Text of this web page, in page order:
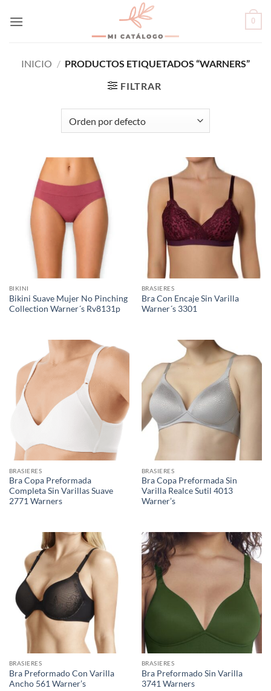
0
INICIO / PRODUCTOS ETIQUETADOS “WARNERS”
FILTRAR
BIKINI
Bikini Suave Mujer No Pinching
Collection Warner´s Rv8131p
BRASIERES
Bra Con Encaje Sin Varilla
Warner´s 3301
BRASIERES
Bra Copa Preformada
Completa Sin Varillas Suave
2771 Warners
BRASIERES
Bra Copa Preformada Sin
Varilla Realce Sutil 4013
Warner’s
BRASIERES
Bra Preformado Con Varilla
Ancho 561 Warner’s
BRASIERES
Bra Preformado Sin Varilla
3741 Warners